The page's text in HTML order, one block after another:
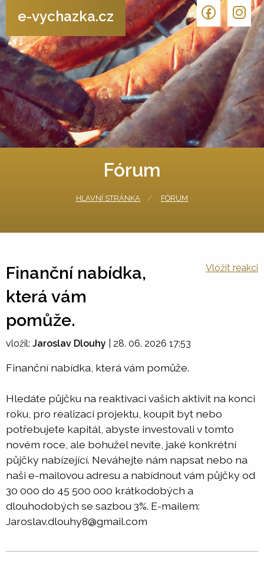
e-vychazka.cz
Fórum
HLAVNÍ STRÁNKA FÓRUM
Finanční nabídka,
která vám
pomůže.
Vložit reakci
vložil: Jaroslav Dlouhy 28. 06. 2026 17:53
Finanční nabídka, která vám pomůže.
Hledáte půjčku na reaktivaci vašich aktivit na konci
roku, pro realizaci projektu, koupit byt nebo
potřebujete kapitál, abyste investovali v tomto
novém roce, ale bohužel nevíte, jaké konkrétní
půjčky nabízející. Neváhejte nám napsat nebo na
naši e-mailovou adresu a nabídnout vám půjčky od
30 000 do 45 500 000 krátkodobých a
dlouhodobých se sazbou 3%. E-mailem:
Jaroslav.dlouhy8@gmail.com